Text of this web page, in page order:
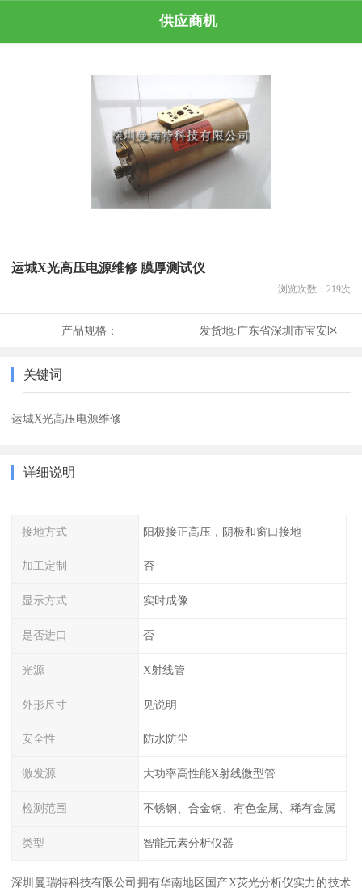
供应商机
运城X光高压电源维修 膜厚测试仪
浏览次数： 219次
产品规格： 发货地:广东省深圳市宝安区
关键词
运城X光高压电源维修
详细说明
接地方式 阳极接正高压，阴极和窗口接地
加工定制 否
显示方式 实时成像
是否进口 否
光源 X射线管
外形尺寸 见说明
安全性 防水防尘
激发源 大功率高性能X射线微型管
检测范围 不锈钢、合金钢、有色金属、稀有金属
类型 智能元素分析仪器
深圳曼瑞特科技有限公司拥有华南地区国产X荧光分析仪实力的技术